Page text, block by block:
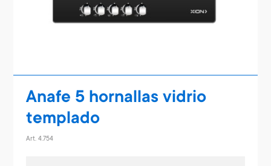
Anafe 5 hornallas vidrio
templado
Art. 4.754